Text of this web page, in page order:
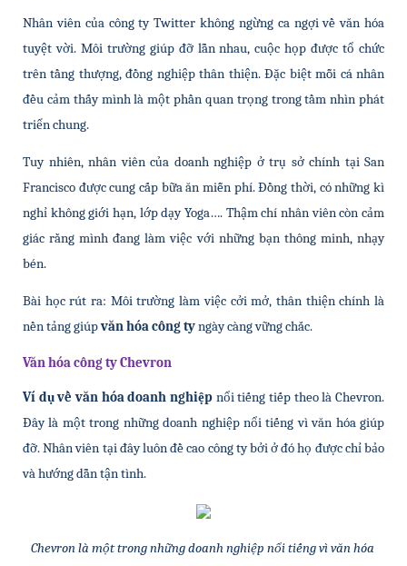
Nhân viên của công ty Twitter không ngừng ca ngợi về văn hóa
tuyệt vời. Môi trường giúp đỡ lẫn nhau, cuộc họp được tổ chức
trên tầng thượng, đồng nghiệp thân thiện. Đặc biệt mỗi cá nhân
đều cảm thấy mình là một phần quan trọng trong tầm nhìn phát
triển chung.
Tuy nhiên, nhân viên của doanh nghiệp ở trụ sở chính tại San
Francisco được cung cấp bữa ăn miễn phí. Đồng thời, có những kì
nghỉ không giới hạn, lớp dạy Yoga…. Thậm chí nhân viên còn cảm
giác rằng mình đang làm việc với những bạn thông minh, nhạy
bén.
Bài học rút ra: Môi trường làm việc cởi mở, thân thiện chính là
nền tảng giúp văn hóa công ty ngày càng vững chắc.
Văn hóa công ty Chevron
Ví dụ về văn hóa doanh nghiệp nổi tiếng tiếp theo là Chevron.
Đây là một trong những doanh nghiệp nổi tiếng vì văn hóa giúp
đỡ. Nhân viên tại đây luôn đề cao công ty bởi ở đó họ được chỉ bảo
và hướng dẫn tận tình.
Chevron là một trong những doanh nghiệp nổi tiếng vì văn hóa